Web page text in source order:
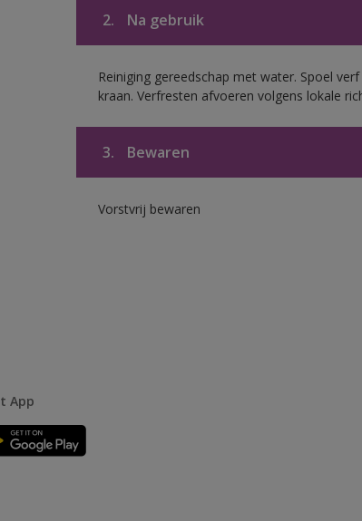
2. Na gebruik
Reiniging gereedschap met water. Spoel
kraan. Verfresten afvoeren volgens lokale
3. Bewaren
Vorstvrij bewaren
App